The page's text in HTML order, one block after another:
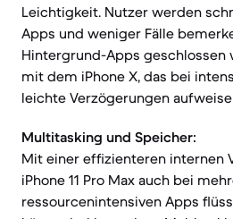
Leichtigkeit. Nutzer werden
Apps und weniger Fälle
Hintergrund-Apps geschlossen
mit dem iPhone X, das bei
leichte Verzögerungen
Multitasking und Speicher:
Mit einer effizienteren internen
iPhone 11 Pro Max auch bei
ressourcenintensiven Apps